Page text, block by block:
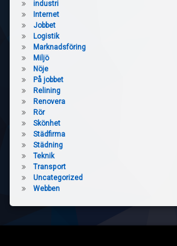
industri
Internet
Jobbet
Logistik
Marknadsföring
Miljö
Nöje
På jobbet
Relining
Renovera
Rör
Skönhet
Städfirma
Städning
Teknik
Transport
Uncategorized
Webben